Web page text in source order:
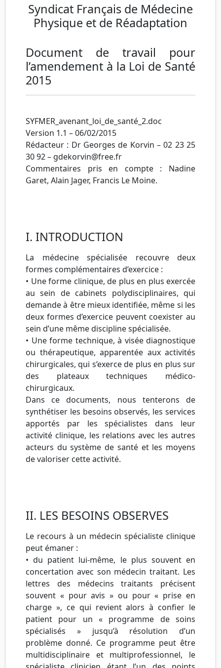
Syndicat Français de Médecine
Physique et de Réadaptation
Document de travail pour
l’amendement à la Loi de Santé
2015
SYFMER_avenant_loi_de_santé_2.doc
Version 1.1 – 06/02/2015
Rédacteur : Dr Georges de Korvin – 02 23 25
30 92 – gdekorvin@free.fr
Commentaires pris en compte : Nadine
Garet, Alain Jager, Francis Le Moine.
I. INTRODUCTION
La médecine spécialisée recouvre deux
formes complémentaires d’exercice :
• Une forme clinique, de plus en plus exercée
au sein de cabinets polydisciplinaires, qui
demande à être mieux identifiée, même si les
deux formes d’exercice peuvent coexister au
sein d’une même discipline spécialisée.
• Une forme technique, à visée diagnostique
ou thérapeutique, apparentée aux activités
chirurgicales, qui s’exerce de plus en plus sur
des plateaux techniques médico-
chirurgicaux.
Dans ce documents, nous tenterons de
synthétiser les besoins observés, les services
apportés par les spécialistes dans leur
activité clinique, les relations avec les autres
acteurs du système de santé et les moyens
de valoriser cette activité.
II. LES BESOINS OBSERVES
Le recours à un médecin spécialiste clinique
peut émaner :
• du patient lui-même, le plus souvent en
concertation avec son médecin traitant. Les
lettres des médecins traitants précisent
souvent « pour avis » ou pour « prise en
charge », ce qui revient alors à confier le
patient pour un « programme de soins
spécialisés » jusqu’à résolution d’un
problème donné. Ce programme peut être
multidisciplinaire et multiprofessionnel, le